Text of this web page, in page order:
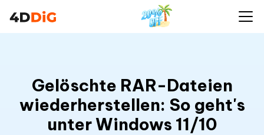
Gelöschte RAR-Dateien
wiederherstellen: So geht's
unter Windows 11/10